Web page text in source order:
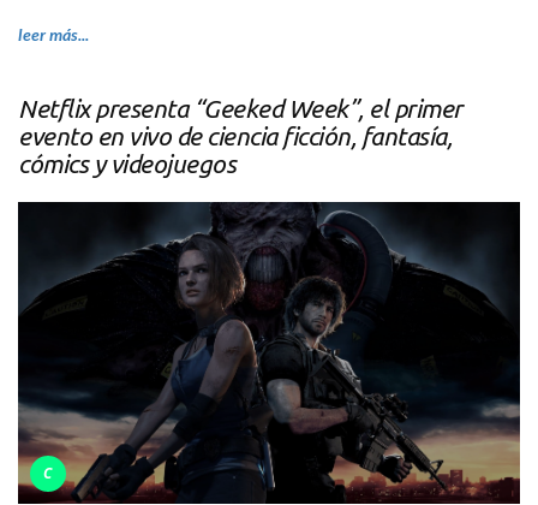
leer más...
Netflix presenta “Geeked Week”, el primer
evento en vivo de ciencia ficción, fantasía,
cómics y videojuegos
C